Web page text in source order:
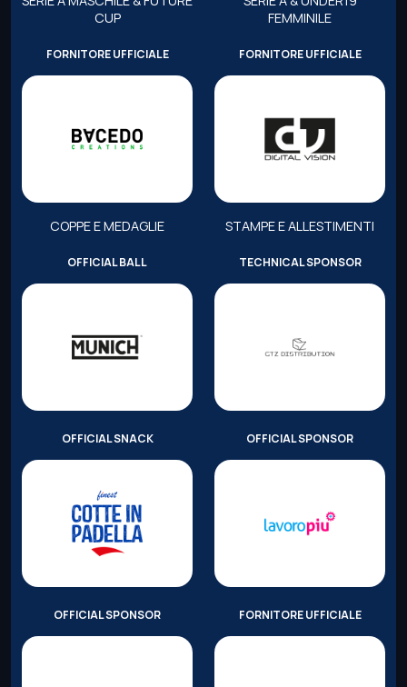
CUP
FEMMINILE
FORNITORE UFFICIALE
COPPE E MEDAGLIE
FORNITORE UFFICIALE
STAMPE E ALLESTIMENTI
OFFICIAL BALL TECHNICAL SPONSOR
OFFICIAL SNACK OFFICIAL SPONSOR
OFFICIAL SPONSOR FORNITORE UFFICIALE